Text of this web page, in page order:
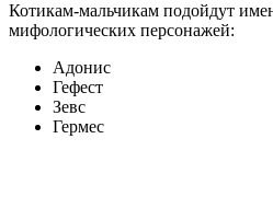
Котикам-мальчикам подойдут
мифологических персонажей:
Адонис
Гефест
Зевс
Гермес